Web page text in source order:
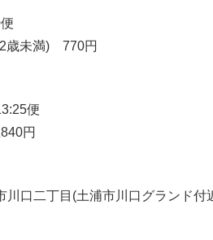
歳未満) 770円
便
円
口二丁目(土浦市川口グランド付